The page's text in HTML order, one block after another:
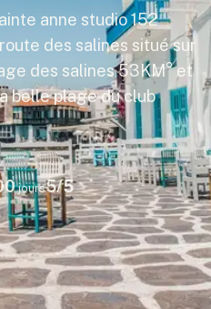
anne studio 152
des salines situé sur
des salines 53KM° et
belle plage du club
jours5/5